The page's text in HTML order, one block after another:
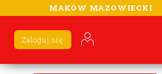
MAKÓW MAZOWIECKI
Zaloguj się